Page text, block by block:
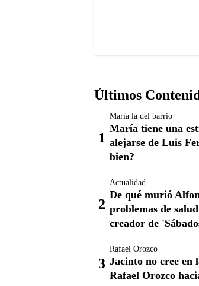
Últimos
María la del barrio
María tiene una
alejarse de Luis
bien?
Actualidad
De qué murió
problemas de
creador de
Rafael Orozco
Jacinto no cree en
Rafael Orozco